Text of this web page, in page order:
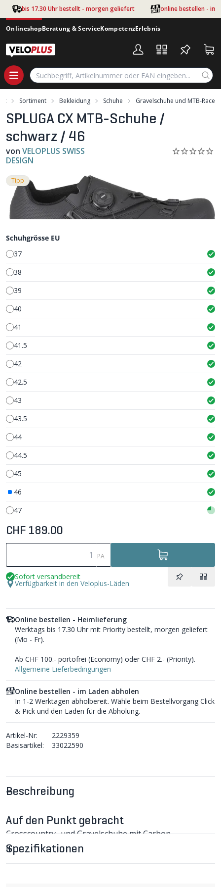
Zum Hauptinhalt springen
bis 17.30 Uhr bestellt - morgen geliefert online bestellen - im
OnlineshopBeratung & ServiceKompetenzErlebnis
Sortiment Bekleidung Schuhe Gravelschuhe und MTB-Race
SPLUGA CX MTB-Schuhe /
schwarz / 46
von VELOPLUS SWISS
DESIGN
Tipp
Beschreibung
Auf den Punkt gebracht
Crosscountry- und Gravelschuhe mit Carbon-
Composite-Sohle für gute Kraftübertragung. Ein
reflektierender Streifen an der Ferse erhöht die
Sichtbarkeit. Von Grösse 41 bis 45 in halben Grössen
Spezifikationen
Schuhgrösse EU
37
38
39
40
41
41.5
42
42.5
43
43.5
44
44.5
45
46
47
CHF 189.00
PA
Sofort versandbereit
Verfügbarkeit in den Veloplus-Läden
Online bestellen - Heimlieferung
Werktags bis 17.30 Uhr mit Priority bestellt, morgen geliefert
(Mo - Fr).
Ab CHF 100.- portofrei (Economy) oder CHF 2.- (Priority).
Allgemeine Lieferbedingungen
Online bestellen - im Laden abholen
In 1-2 Werktagen abholbereit. Wähle beim Bestellvorgang Click
& Pick und den Laden für die Abholung.
Artikel-Nr:
2229359
Basisartikel:
33022590